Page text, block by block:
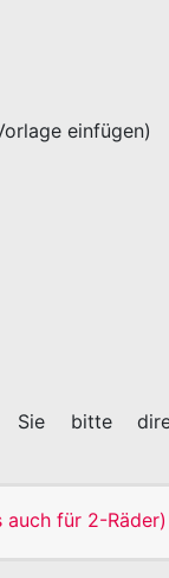
einfügen)
Sie bitte
auch für 2-Räder)